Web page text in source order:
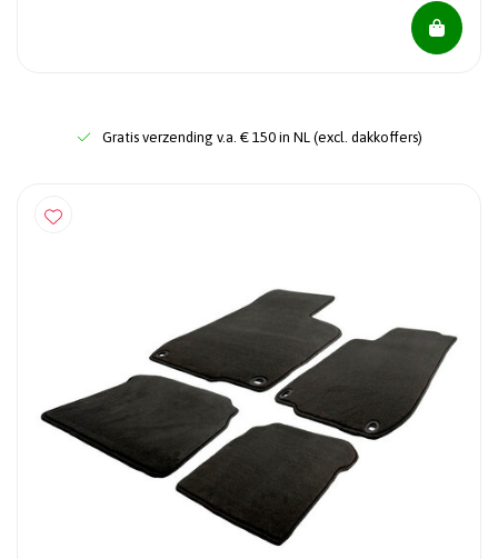
Gratis verzending v.a. € 150 in NL (excl. dakkoffers)